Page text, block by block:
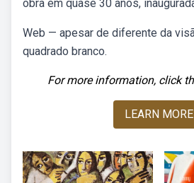
obra em quase 30 anos,
Web — apesar de diferente da
quadrado branco.
For more information, click
LEARN MORE